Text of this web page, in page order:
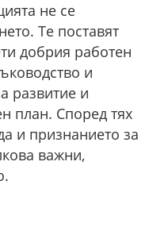
не се
Те поставят
добрия работен
и
развитие и
план. Според тях
и признанието за
важни,